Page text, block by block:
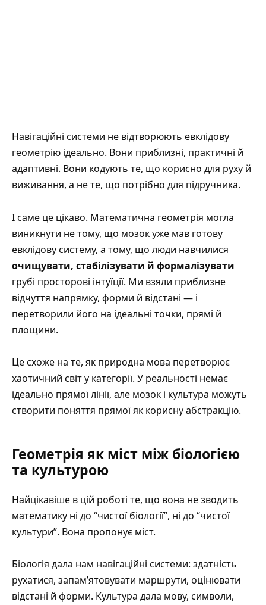
Навігаційні системи не відтворюють евклідову
геометрію ідеально. Вони приблизні, практичні й
адаптивні. Вони кодують те, що корисно для руху й
виживання, а не те, що потрібно для підручника.
І саме це цікаво. Математична геометрія могла
виникнути не тому, що мозок уже мав готову
евклідову систему, а тому, що люди навчилися
очищувати, стабілізувати й формалізувати
грубі просторові інтуїції. Ми взяли приблизне
відчуття напрямку, форми й відстані — і
перетворили його на ідеальні точки, прямі й
площини.
Це схоже на те, як природна мова перетворює
хаотичний світ у категорії. У реальності немає
ідеально прямої лінії, але мозок і культура можуть
створити поняття прямої як корисну абстракцію.
Геометрія як міст між біологією
та культурою
Найцікавіше в цій роботі те, що вона не зводить
математику ні до “чистої біології”, ні до “чистої
культури”. Вона пропонує міст.
Біологія дала нам навігаційні системи: здатність
рухатися, запам’ятовувати маршрути, оцінювати
відстані й форми. Культура дала мову, символи,